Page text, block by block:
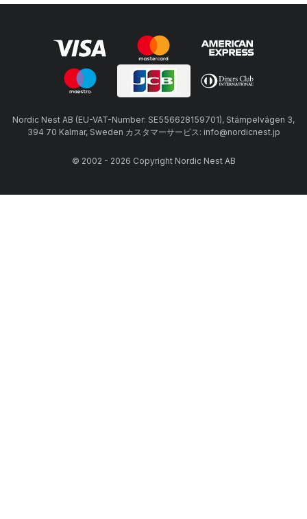
Nordic Nest AB (EU-VAT-Number: SE556628159701), Stämpelvägen 3,
394 70 Kalmar, Sweden カスタマーサービス: info@nordicnest.jp
© 2002 - 2026 Copyright Nordic Nest AB